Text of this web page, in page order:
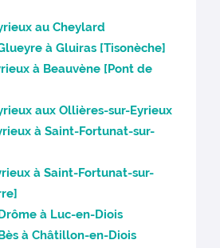
au Cheylard
à Gluiras [Tisonèche]
à Beauvène [Pont de
aux Ollières-sur-Eyrieux
à Saint-Fortunat-sur-
à Saint-Fortunat-sur-
à Luc-en-Diois
à Châtillon-en-Diois